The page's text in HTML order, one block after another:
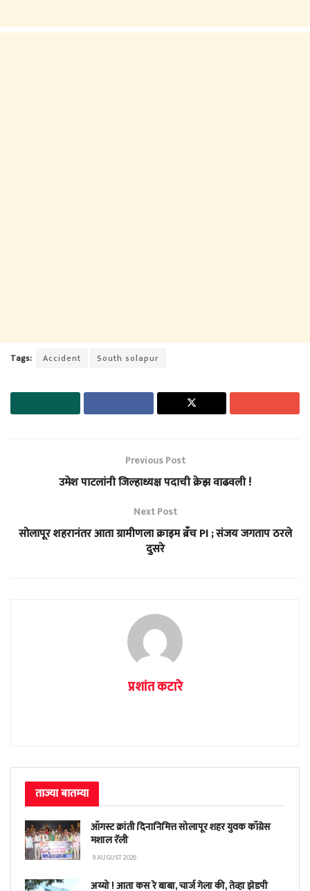
Tags: Accident South solapur
Previous Post
उमेश पाटलांनी जिल्हाध्यक्ष पदाची क्रेझ वाढवली !
Next Post
सोलापूर शहरानंतर आता ग्रामीणला क्राइम ब्रँच PI ; संजय जगताप ठरले
दुसरे
प्रशांत कटारे
ताज्या बातम्या
ऑगस्ट क्रांती दिनानिमित्त सोलापूर शहर युवक कॉंग्रेस
मशाल रॅली
9 AUGUST 2026
अय्यो ! आता कस रे बाबा, चार्ज गेला की, तेव्हा झेडपी